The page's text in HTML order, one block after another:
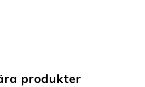
produkter